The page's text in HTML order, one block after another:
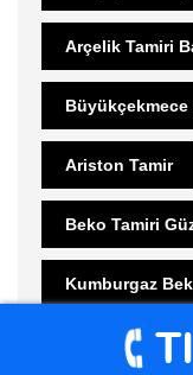
Arçelik Tamiri
Büyükçekmece
Ariston Tamir
Beko Tamiri
Kumburgaz
Beko Tamiri